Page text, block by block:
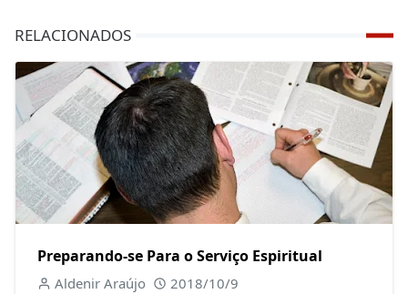
RELACIONADOS
Preparando-se Para o Serviço Espiritual
Aldenir Araújo 2018/10/9